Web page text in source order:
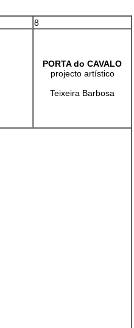
8
PORTA do CAVALO
projecto artístico
Teixeira Barbosa